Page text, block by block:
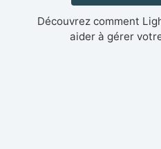
Découvrez comment
aider à gérer